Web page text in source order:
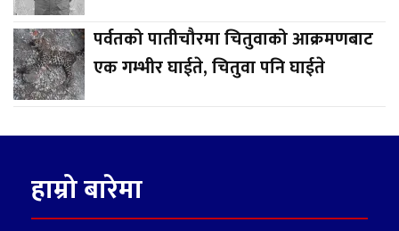
पर्वतको पातीचौरमा चितुवाको आक्रमणबाट
एक गम्भीर घाईते, चितुवा पनि घाईते
हाम्रो बारेमा